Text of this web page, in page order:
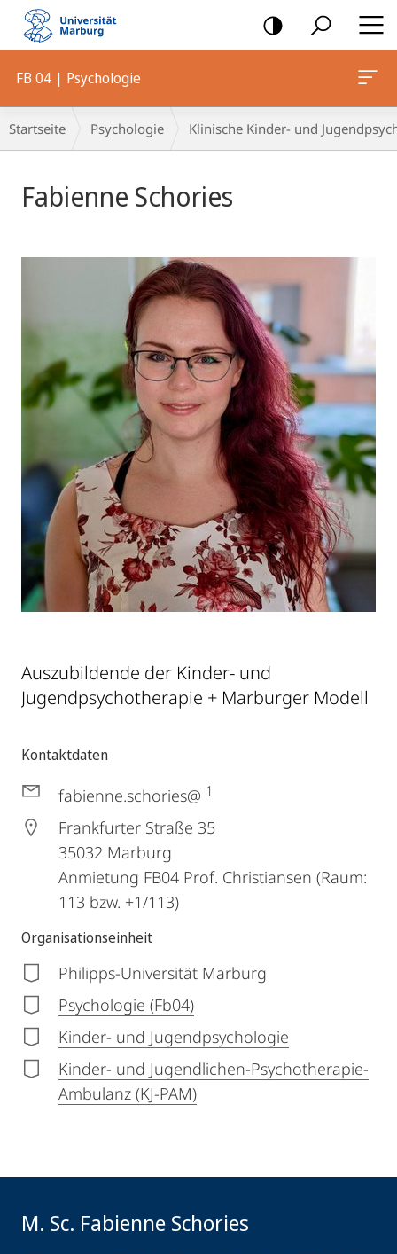
Mobile-
Navigation
FB 04 | Psychologie
Breadcrumb-
Navigation
Startseite Psychologie Klinische Kinder- und
Fabienne Schories
Auszubildende der Kinder- und
Jugendpsychotherapie + Marburger Modell
Kontaktdaten
fabienne.schories@ 1
Frankfurter Straße 35
35032 Marburg
Anmietung FB04 Prof. Christiansen (Raum:
113 bzw. +1/113)
Organisationseinheit
Philipps-Universität Marburg
Psychologie (Fb04)
Kinder- und Jugendpsychologie
Kinder- und Jugendlichen-Psychotherapie-
Ambulanz (KJ-PAM)
M. Sc. Fabienne Schories